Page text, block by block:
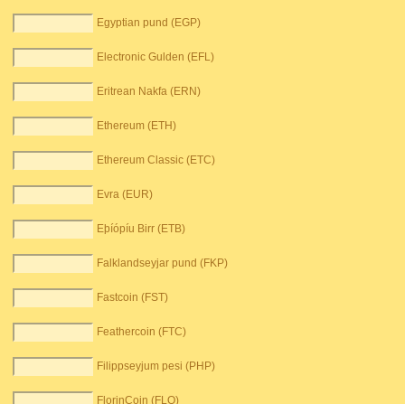
Egyptian pund (EGP)
Electronic Gulden (EFL)
Eritrean Nakfa (ERN)
Ethereum (ETH)
Ethereum Classic (ETC)
Evra (EUR)
Eþíópíu Birr (ETB)
Falklandseyjar pund (FKP)
Fastcoin (FST)
Feathercoin (FTC)
Filippseyjum pesi (PHP)
FlorinCoin (FLO)